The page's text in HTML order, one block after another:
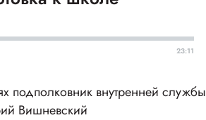
23:11
подполковник внутренней службы
Вишневский